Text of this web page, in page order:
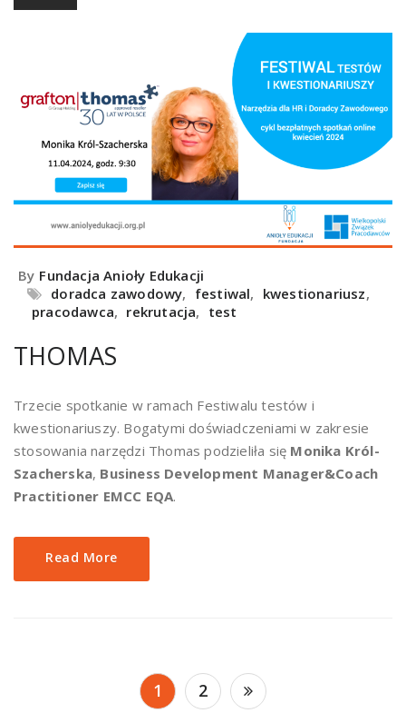
By Fundacja Anioły Edukacji
doradca zawodowy, festiwal, kwestionariusz,
pracodawca, rekrutacja, test
THOMAS
Trzecie spotkanie w ramach Festiwalu testów i
kwestionariuszy. Bogatymi doświadczeniami w zakresie
stosowania narzędzi Thomas podzieliła się Monika Król-
Szacherska, Business Development Manager&Coach
Practitioner EMCC EQA.
Read More
Stronicowanie
1 2